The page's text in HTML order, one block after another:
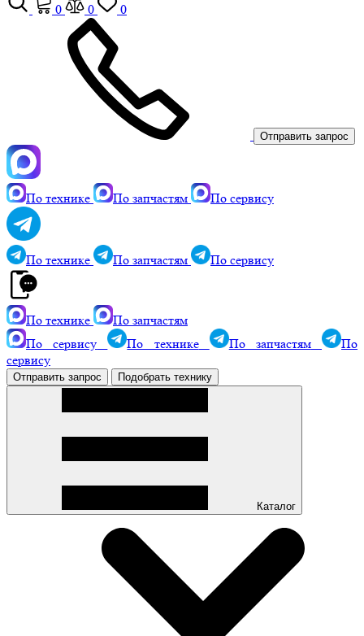
0
0 0
Отправить запрос
По технике По запчастям По сервису
По технике По запчастям По сервису
По технике
По запчастям
По сервису
По технике По запчастям
По
сервису
Отправить запрос Подобрать технику
Каталог